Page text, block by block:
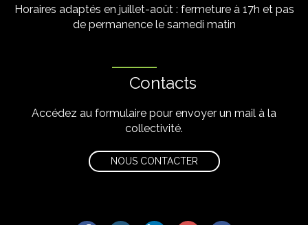
Horaires adaptés en juillet-août : fermeture à 17h et pas
de permanence le samedi matin
Contacts
Accédez au formulaire pour envoyer un mail à la
collectivité.
NOUS CONTACTER